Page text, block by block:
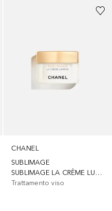
CHANEL
SUBLIMAGE
SUBLIMAGE LA CRÈME LUMIÈRE
Trattamento viso